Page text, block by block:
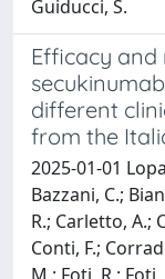
Guiducci, S.
Efficacy
different
from the
2025-01-01
Bazzani, C.;
R.; Carletto, A.;
Conti, F.;